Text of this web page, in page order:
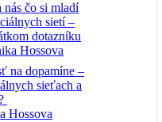
čo si mladí
sietí –
dotazníku
Hossova
na dopamíne –
sieťach a
Hossova